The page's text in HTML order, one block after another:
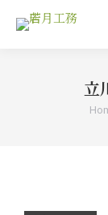
立